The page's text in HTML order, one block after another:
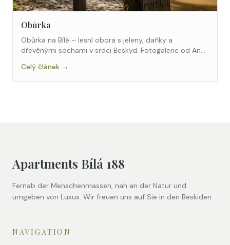
Obůrka
Obůrka na Bílé – lesní obora s jeleny, daňky a
dřevěnými sochami v srdci Beskyd. Fotogalerie od Anet
Celý článek →
Apartments Bílá 188
Fernab der Menschenmassen, nah an der Natur und
umgeben von Luxus. Wir freuen uns auf Sie in den Beskiden.
NAVIGATION